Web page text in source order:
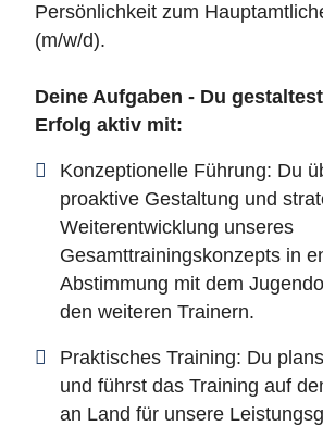
Persönlichkeit zum
(m/w/d).
Deine Aufgaben - Du
Erfolg aktiv mit:
Konzeptionelle Führung: Du
proaktive Gestaltung und
Weiterentwicklung unseres
Gesamttrainingskonzepts in
Abstimmung mit dem
den weiteren Trainern.
Praktisches Training: Du
und führst das Training auf
an Land für unsere